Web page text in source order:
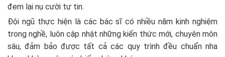
đem lại nụ cười tự tin.
Đội ngũ thực hiện là các bác sĩ có nhiều năm kinh nghiệm
trong nghề, luôn cập nhật những kiến thức mới, chuyên môn
sâu, đảm bảo được tất cả các quy trình đều chuẩn nha